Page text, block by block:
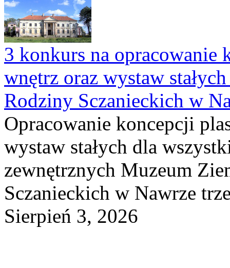
3 konkurs na opracowanie
wnętrz oraz wystaw
Rodziny Sczanieckich w
Opracowanie koncepcji
wystaw stałych dla
zewnętrznych Muzeum
Sczanieckich w Nawrze
Sierpień 3, 2026